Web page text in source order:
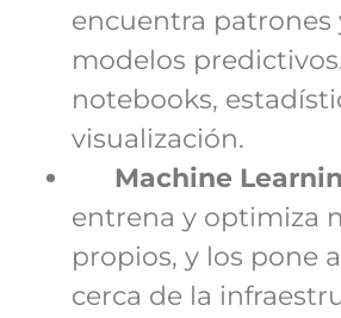
encuentra patrones
modelos
notebooks,
visualización.
Machine
entrena y optimiza
propios, y los pone
cerca de la